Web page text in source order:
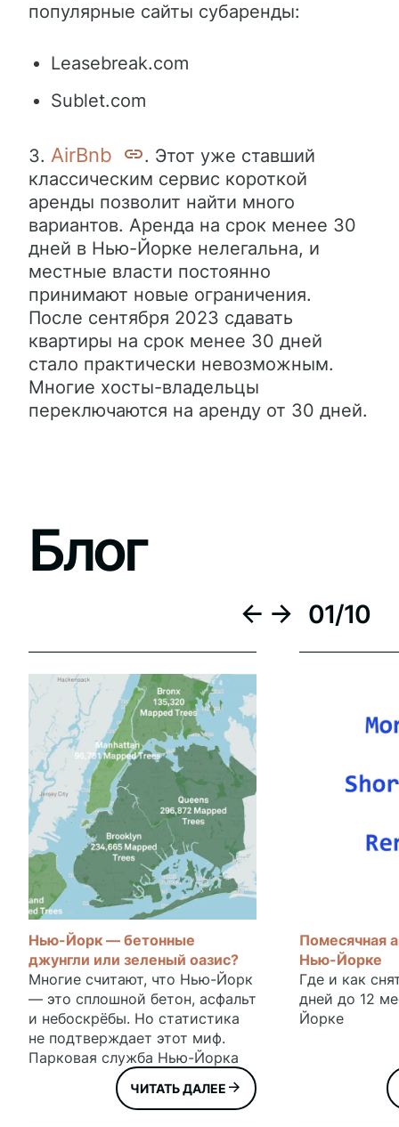
популярные сайты субаренды:
Leasebreak.com
Sublet.com
3. AirBnb
. Этот уже ставший
классическим сервис короткой
аренды позволит найти много
вариантов. Аренда на срок менее 30
дней в Нью-Йорке нелегальна, и
местные власти постоянно
принимают новые ограничения.
После сентября 2023 сдавать
квартиры на срок менее 30 дней
стало практически невозможным.
Многие хосты-владельцы
переключаются на аренду от 30 дней.
Блог
Нью-Йорк — бетонные
джунгли или зеленый оазис?
Многие считают, что Нью-Йорк
— это сплошной бетон, асфальт
и небоскрёбы. Но статистика
не подтверждает этот миф.
Парковая служба Нью-Йорка
посчитала, изучила, измерила,
опросила и поставила на
ЧИТАТЬ ДАЛЕЕ
Помесячная
Нью-Йорке
Где и как
дней до 12
Йорке
01/10